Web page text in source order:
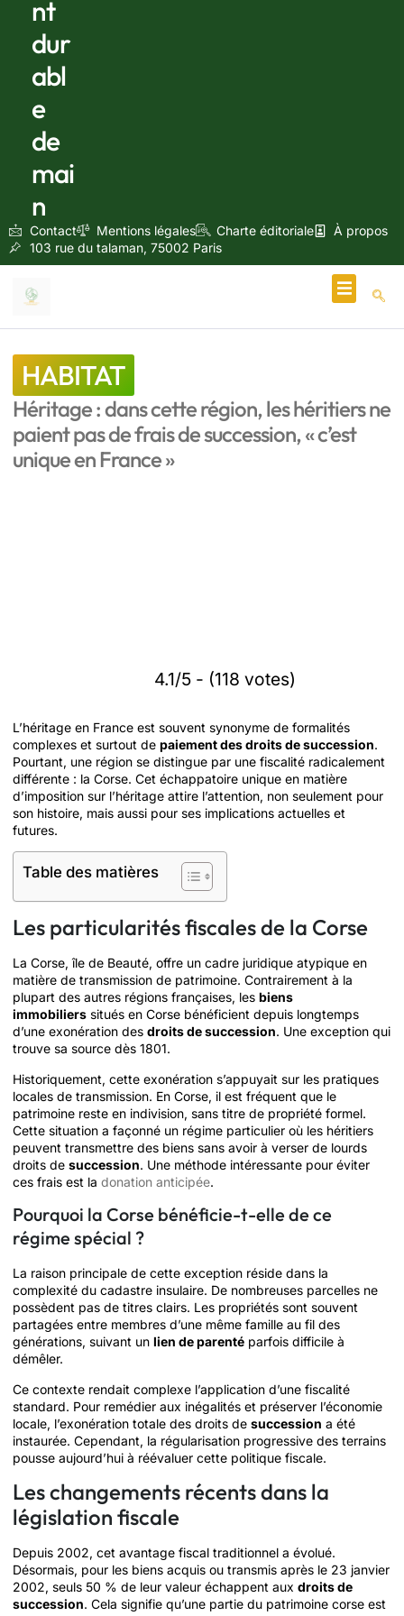
nt
dur
abl
e
de
mai
n
Contact Mentions légales Charte éditoriale
À propos
103 rue du talaman, 75002 Paris
HABITAT
Héritage : dans cette région, les héritiers ne
paient pas de frais de succession, « c’est
unique en France »
4.1/5 - (118 votes)
L’héritage en France est souvent synonyme de formalités
complexes et surtout de paiement des droits de succession.
Pourtant, une région se distingue par une fiscalité radicalement
différente : la Corse. Cet échappatoire unique en matière
d’imposition sur l’héritage attire l’attention, non seulement pour
son histoire, mais aussi pour ses implications actuelles et
futures.
Table des matières
Les particularités fiscales de la Corse
La Corse, île de Beauté, offre un cadre juridique atypique en
matière de transmission de patrimoine. Contrairement à la
plupart des autres régions françaises, les biens
immobiliers situés en Corse bénéficient depuis longtemps
d’une exonération des droits de succession. Une exception qui
trouve sa source dès 1801.
Historiquement, cette exonération s’appuyait sur les pratiques
locales de transmission. En Corse, il est fréquent que le
patrimoine reste en indivision, sans titre de propriété formel.
Cette situation a façonné un régime particulier où les héritiers
peuvent transmettre des biens sans avoir à verser de lourds
droits de succession. Une méthode intéressante pour éviter
ces frais est la donation anticipée.
Pourquoi la Corse bénéficie-t-elle de ce
régime spécial ?
La raison principale de cette exception réside dans la
complexité du cadastre insulaire. De nombreuses parcelles ne
possèdent pas de titres clairs. Les propriétés sont souvent
partagées entre membres d’une même famille au fil des
générations, suivant un lien de parenté parfois difficile à
démêler.
Ce contexte rendait complexe l’application d’une fiscalité
standard. Pour remédier aux inégalités et préserver l’économie
locale, l’exonération totale des droits de succession a été
instaurée. Cependant, la régularisation progressive des terrains
pousse aujourd’hui à réévaluer cette politique fiscale.
Les changements récents dans la
législation fiscale
Depuis 2002, cet avantage fiscal traditionnel a évolué.
Désormais, pour les biens acquis ou transmis après le 23 janvier
2002, seuls 50 % de leur valeur échappent aux droits de
succession. Cela signifie qu’une partie du patrimoine corse est